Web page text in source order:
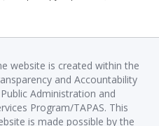
website is created within the
and Accountability
Administration and
Program/TAPAS. This
is made possible by the